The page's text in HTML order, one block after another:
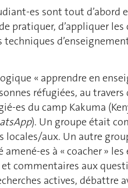
es sont tout d’abord
pratiquer, d’appliquer
« apprendre en
réfugiées, au
es du camp Kakuma
). Un groupe était
aux. Un autre
es à « coacher »
commentaires aux
actives, débattre